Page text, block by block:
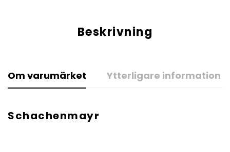
Beskrivning
Om varumärket Ytterligare information
Schachenmayr